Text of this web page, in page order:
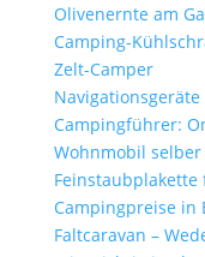
Olivenernte am
Camping-
Zelt-Camper
Campingführer:
Wohnmobil
Campingpreise in
Faltcaravan –